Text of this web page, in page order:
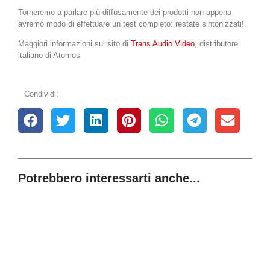
Torneremo a parlare più diffusamente dei prodotti non appena
avremo modo di effettuare un test completo: restate sintonizzati!
Maggiori informazioni sul sito di Trans Audio Video, distributore
italiano di Atomos
Condividi:
Potrebbero interessarti anche...